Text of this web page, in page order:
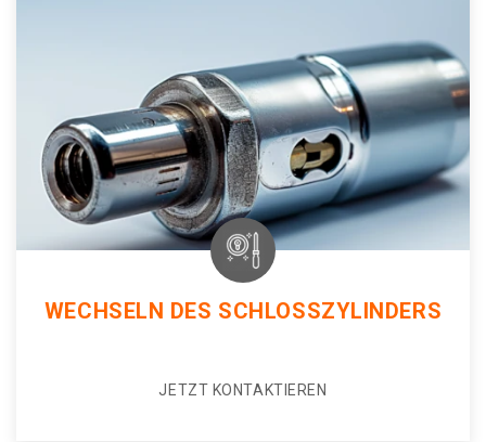
WECHSELN DES SCHLOSSZYLINDERS
JETZT KONTAKTIEREN